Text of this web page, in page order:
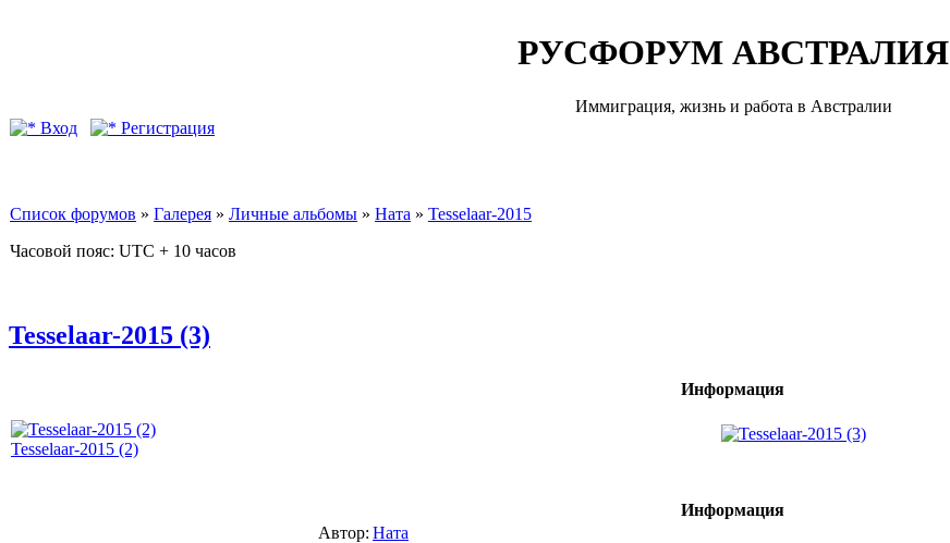
РУСФОРУМ АВСТРАЛИЯ
Иммиграция, жизнь и работа в Австралии
Вход
Регистрация
Список форумов » Галерея » Личные альбомы » Ната » Tesselaar-2015
Часовой пояс: UTC + 10 часов
Tesselaar-2015 (3)
Информация
Tesselaar-2015 (2)
Информация
Автор: Ната